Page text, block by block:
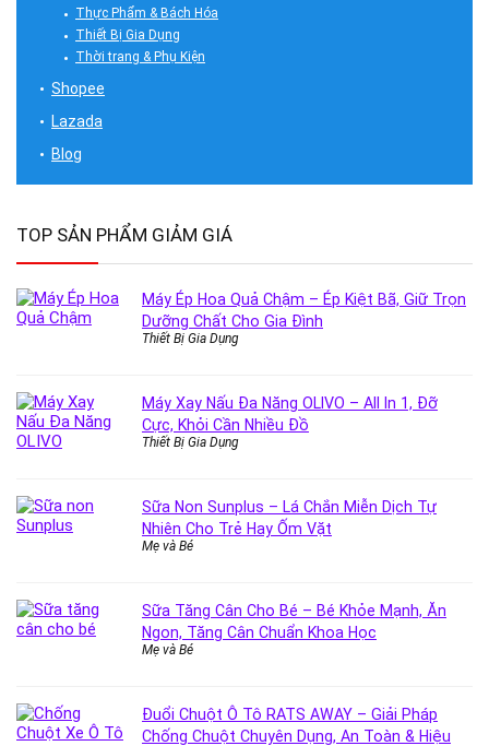
Thực Phẩm & Bách Hóa
Thiết Bị Gia Dụng
Thời trang & Phụ Kiện
Shopee
Lazada
Blog
TOP SẢN PHẨM GIẢM GIÁ
Máy Ép Hoa Quả Chậm – Ép Kiệt Bã, Giữ Trọn
Dưỡng Chất Cho Gia Đình
Thiết Bị Gia Dụng
Máy Xay Nấu Đa Năng OLIVO – All In 1, Đỡ
Cực, Khỏi Cần Nhiều Đồ
Thiết Bị Gia Dụng
Sữa Non Sunplus – Lá Chắn Miễn Dịch Tự
Nhiên Cho Trẻ Hay Ốm Vặt
Mẹ và Bé
Sữa Tăng Cân Cho Bé – Bé Khỏe Mạnh, Ăn
Ngon, Tăng Cân Chuẩn Khoa Học
Mẹ và Bé
Đuổi Chuột Ô Tô RATS AWAY – Giải Pháp
Chống Chuột Chuyên Dụng, An Toàn & Hiệu